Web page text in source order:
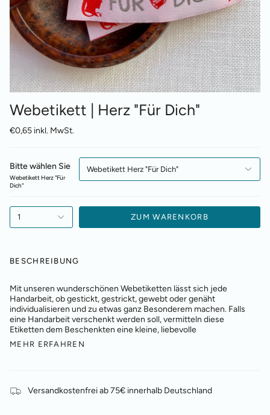
Webetikett | Herz "Für Dich"
€0,65 inkl. MwSt.
Bitte wählen Sie
Webetikett Herz "Für
Dich"
Webetikett Herz "Für Dich"
1 ZUM WARENKORB
BESCHREIBUNG
Mit unseren wunderschönen Webetiketten lässt sich jede
Handarbeit, ob gestickt, gestrickt, gewebt oder genäht
individualisieren und zu etwas ganz Besonderem machen. Falls
eine Handarbeit verschenkt werden soll, vermitteln diese
Etiketten dem Beschenkten eine kleine, liebevolle
MEHR ERFAHREN
Versandkostenfrei ab 75€ innerhalb Deutschland